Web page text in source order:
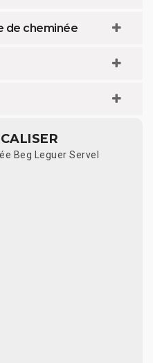
de cheminée
Beg Leguer Servel